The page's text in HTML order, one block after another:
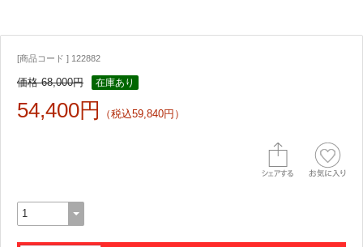
[商品コード ] 122882
価格 68,000円 在庫あり
54,400円 （税込59,840円）